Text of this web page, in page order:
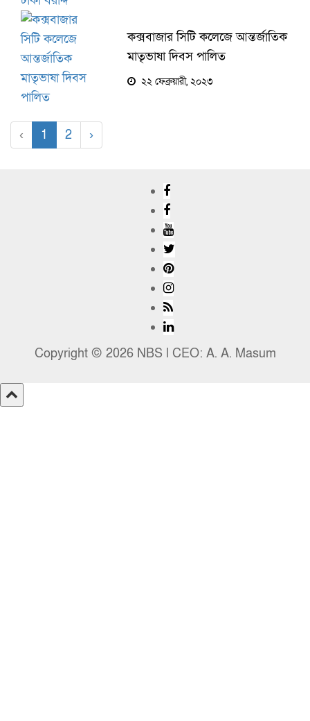
কক্সবাজার সিটি কলেজে আন্তর্জাতিক
মাতৃভাষা দিবস পালিত
২২ ফেব্রুয়ারী, ২০২৩
‹ 1 2 ›
Copyright © 2026 NBS l CEO: A. A. Masum